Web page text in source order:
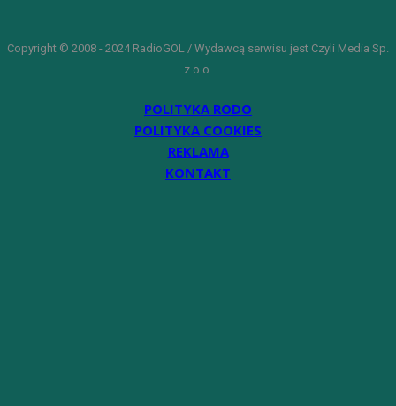
Copyright © 2008 - 2024 RadioGOL / Wydawcą serwisu jest Czyli Media Sp.
z o.o.
POLITYKA RODO
POLITYKA COOKIES
REKLAMA
KONTAKT